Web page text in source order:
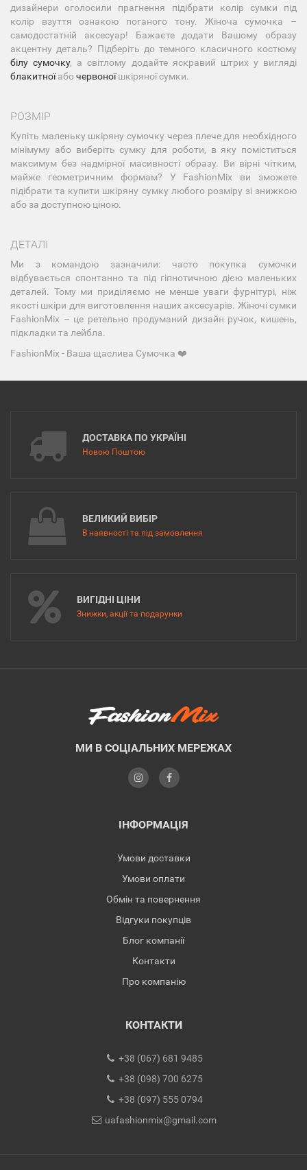
дизайнери оголосили прагнення підібрати колір сумки під
колір взуття ознакою поганого тону. Жіноча сумочка –
самодостатній аксесуар! Бажаєте додати Вашому образу
акцентну деталь? Підберіть до темного класичного костюму
білу сумочку, а світлому додайте яскравий штрих у вигляді
блакитноїабочервоноїшкіряної сумки.
РОЗМІР
Купіть маленьку шкіряну сумочку через плече для необхідного
мінімуму або виберіть сумку для роботи, в яку поміститься
максимум без надмірної масивності образу. Ви вірні чітким,
майже геометричним формам? У FashionMix ви зможете
підібрати та купити шкіряну сумку любого розміру зі знижкою
або за доступною ціною.
ДЕТАЛІ
Ми з командою зазначили: часто покупка сумочки
відбувається спонтанно та під гіпнотичною дією маленьких
деталей. Тому ми приділяємо не менше уваги фурнітурі, ніж
якості шкіри для виготовлення наших аксесуарів. Жіночі сумки
FashionMix – це ретельно продуманий дизайн ручок, кишень,
підкладки та лейбла.
FashionMix - Ваша щаслива Сумочка ❤️
ДОСТАВКА ПО УКРАЇНІ
Новою Поштою
ВЕЛИКИЙ ВИБІР
В наявності та під замовлення
ВИГІДНІ ЦІНИ
Знижки, акції та подарунки
МИ В СОЦІАЛЬНИХ МЕРЕЖАХ
ІНФОРМАЦІЯ
Умови доставки
Умови оплати
Обмін та повернення
Відгуки покупців
Блог компанії
Контакти
Про компанію
КОНТАКТИ
+38 (067) 681 9485
+38 (098) 700 6275
+38 (097) 555 0794
uafashionmix@gmail.com